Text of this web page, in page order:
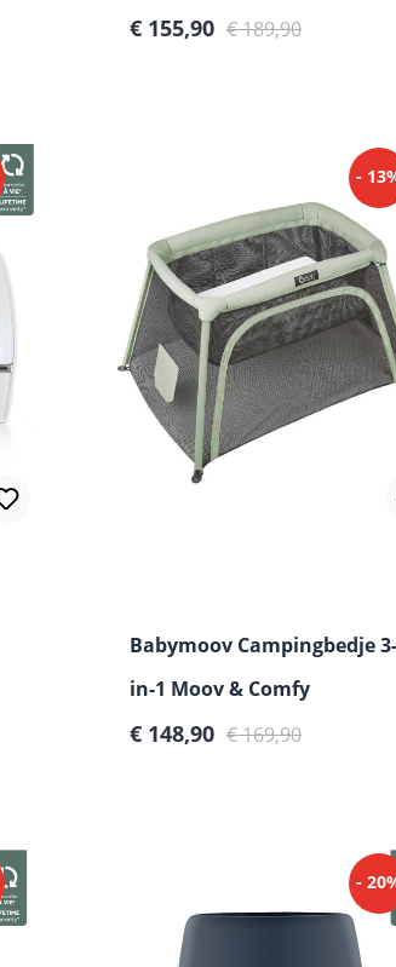
Verkoopprijs:
€ 155,90 Normale prijs:
€ 189,90
-
Babymoov Campingbedje 3-
in-1 Moov & Comfy
Verkoopprijs:
€ 148,90 Normale prijs:
€ 169,90
-